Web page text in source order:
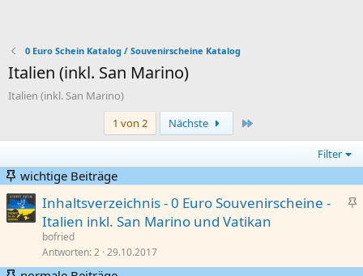
0 Euro Schein Katalog / Souvenirscheine Katalog
Italien (inkl. San Marino)
Italien (inkl. San Marino)
1 von 2
Nächste
Filter
wichtige Beiträge
A
p
Inhaltsverzeichnis - 0 Euro Souvenirscheine -
Italien inkl. San Marino und Vatikan
bofried
Antworten 2 29.10.2017